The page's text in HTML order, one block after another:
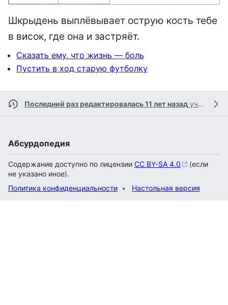
Шкрыдень выплёвывает острую кость тебе
в висок, где она и застряёт.
Сказать ему, что жизнь — боль
Пустить в ход старую футболку
Последний раз редактировалась 11 лет назад участником
Абсурдопедия
Содержание доступно по лицензии CC BY-SA 4.0
(если
не указано иное).
Политика конфиденциальности
Настольная версия